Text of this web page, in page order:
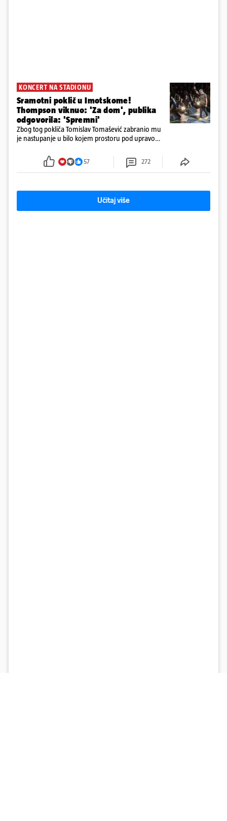
KONCERT NA STADIONU
Sramotni poklič u Imotskome!
Thompson viknuo: 'Za dom', publika
odgovorila: 'Spremni'
Zbog tog pokliča Tomislav Tomašević zabranio mu
je nastupanje u bilo kojem prostoru pod upravom
57 272
Učitaj više